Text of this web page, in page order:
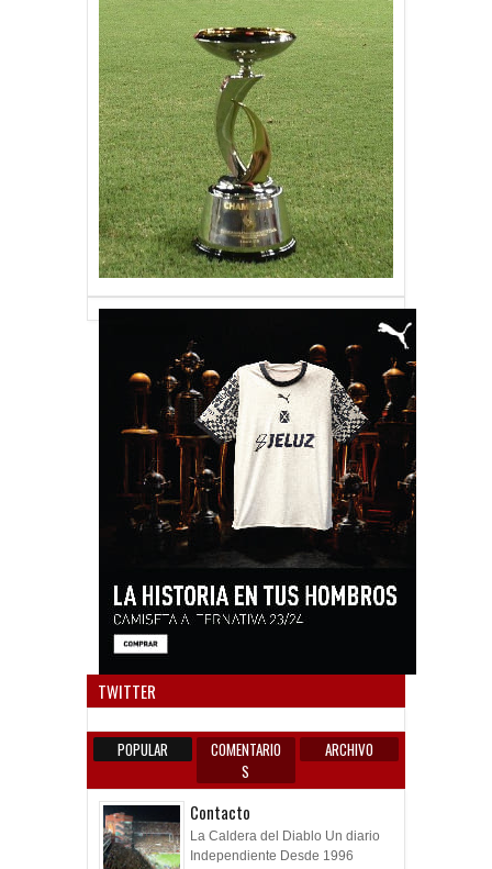
TWITTER
POPULAR
COMENTARIO
S
ARCHIVO
Contacto
La Caldera del Diablo Un diario
Independiente Desde 1996